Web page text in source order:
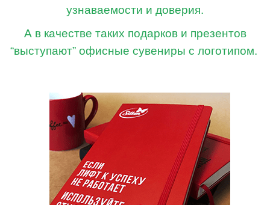
узнаваемости и доверия.
А в качестве таких подарков и презентов
“выступают” офисные сувениры с логотипом.